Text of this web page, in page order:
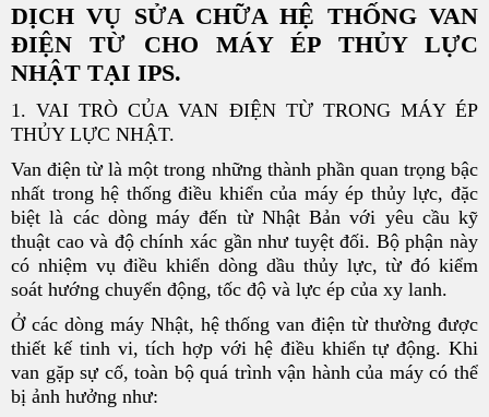
DỊCH VỤ SỬA CHỮA HỆ THỐNG VAN
ĐIỆN TỪ CHO MÁY ÉP THỦY LỰC
NHẬT TẠI IPS.
1. VAI TRÒ CỦA VAN ĐIỆN TỪ TRONG MÁY ÉP
THỦY LỰC NHẬT.
Van điện từ là một trong những thành phần quan trọng bậc
nhất trong hệ thống điều khiển của máy ép thủy lực, đặc
biệt là các dòng máy đến từ Nhật Bản với yêu cầu kỹ
thuật cao và độ chính xác gần như tuyệt đối. Bộ phận này
có nhiệm vụ điều khiển dòng dầu thủy lực, từ đó kiểm
soát hướng chuyển động, tốc độ và lực ép của xy lanh.
Ở các dòng máy Nhật, hệ thống van điện từ thường được
thiết kế tinh vi, tích hợp với hệ điều khiển tự động. Khi
van gặp sự cố, toàn bộ quá trình vận hành của máy có thể
bị ảnh hưởng như: